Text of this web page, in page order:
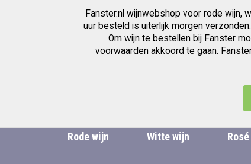
Fanster.nl wijnwebshop voor rode wijn,
uur besteld is uiterlijk morgen
Om wijn te bestellen bij Fanster
voorwaarden akkoord te gaan.
Wijnwinkel voor de beste wijnen
Rode wijn Witte wijn Rosé